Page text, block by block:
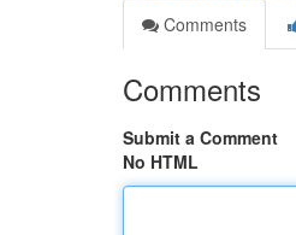
Comments
Comments
Submit a Comment
No HTML